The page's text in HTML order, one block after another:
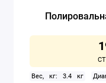
Электрические
Электронасосы
Вес, кг: 3.4 кг